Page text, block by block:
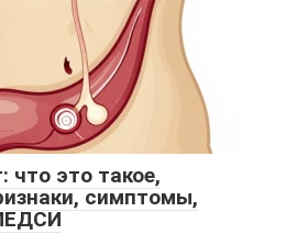
что это такое,
симптомы,